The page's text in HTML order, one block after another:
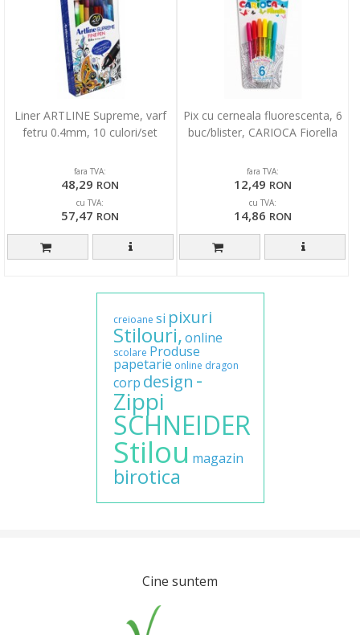
Liner ARTLINE Supreme, varf
fetru 0.4mm, 10 culori/set
fara TVA:
48,29 RON
cu TVA:
57,47 RON
Pix cu cerneala fluorescenta, 6
buc/blister, CARIOCA Fiorella
fara TVA:
12,49 RON
cu TVA:
14,86 RON
creioane si pixuri
Stilouri,online
scolare Produse
papetarie online dragon
corp design -
Zippi
SCHNEIDER
Stilou magazin
birotica
Cine suntem